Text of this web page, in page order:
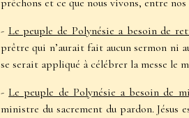
prêchons et ce que nous vivons, entre
- Le peuple de Polynésie a besoin de
prêtre qui n’aurait fait aucun sermon ni
se serait appliqué à célébrer la messe le
-Le peuple de Polynésie a besoin de
ministre du sacrement du pardon. Jésus